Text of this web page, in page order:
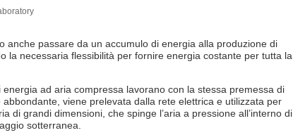
anche passare da un accumulo di energia alla produzione di
la necessaria flessibilità per fornire energia costante per tutta la
ad aria compressa lavorano con la stessa premessa di
abbondante, viene prelevata dalla rete elettrica e utilizzata per
di grandi dimensioni, che spinge l’aria a pressione all’interno di
sotterranea.